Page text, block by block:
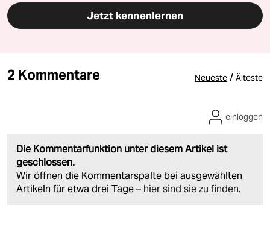
Jetzt kennenlernen
2 Kommentare Neueste / Älteste
Die Kommentarfunktion unter diesem Artikel ist
geschlossen.
Wir öffnen die Kommentarspalte bei ausgewählten
Artikeln für etwa drei Tage – hier sind sie zu finden.
einloggen